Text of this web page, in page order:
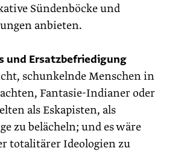
Sündenböcke und
anbieten.
und Ersatzbefriedigung
schunkelnde Menschen in
Fantasie-Indianer oder
als Eskapisten, als
zu belächeln; und es wäre
totalitärer Ideologien zu